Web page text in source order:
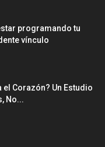
programando tu
vínculo
el Corazón? Un Estudio
No...